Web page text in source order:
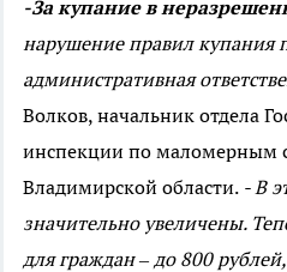
-За купание в
нарушение правил купания
административная
Волков, начальник отдела
инспекции по маломерным
Владимирской области. - В
значительно увеличены.
для граждан – до 800